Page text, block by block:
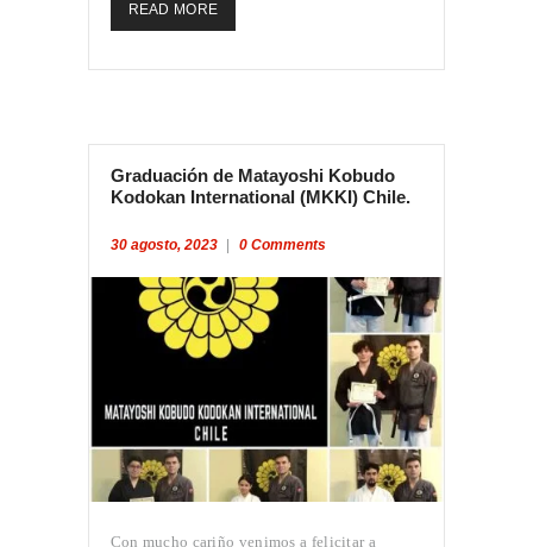
READ MORE
Graduación de Matayoshi Kobudo
Kodokan International (MKKI) Chile.
30 agosto, 2023 0 Comments
Con mucho cariño venimos a felicitar a